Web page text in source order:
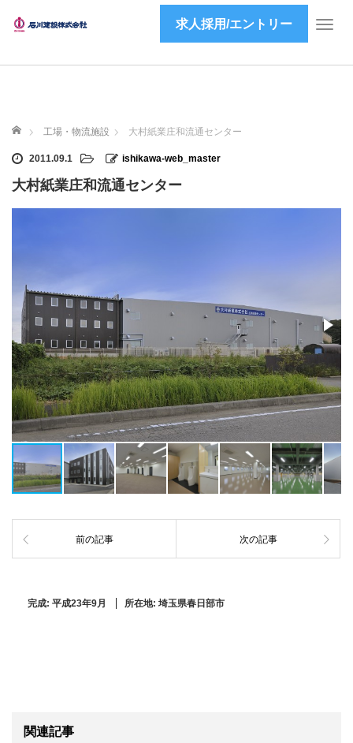
T
求人採用/エントリー
ホーム 工場・物流施設 大村紙業庄和流通センター
2011.09.1 ishikawa-web_master
大村紙業庄和流通センター
前の記事 次の記事
完成: 平成23年9月 所在地: 埼玉県春日部市
関連記事